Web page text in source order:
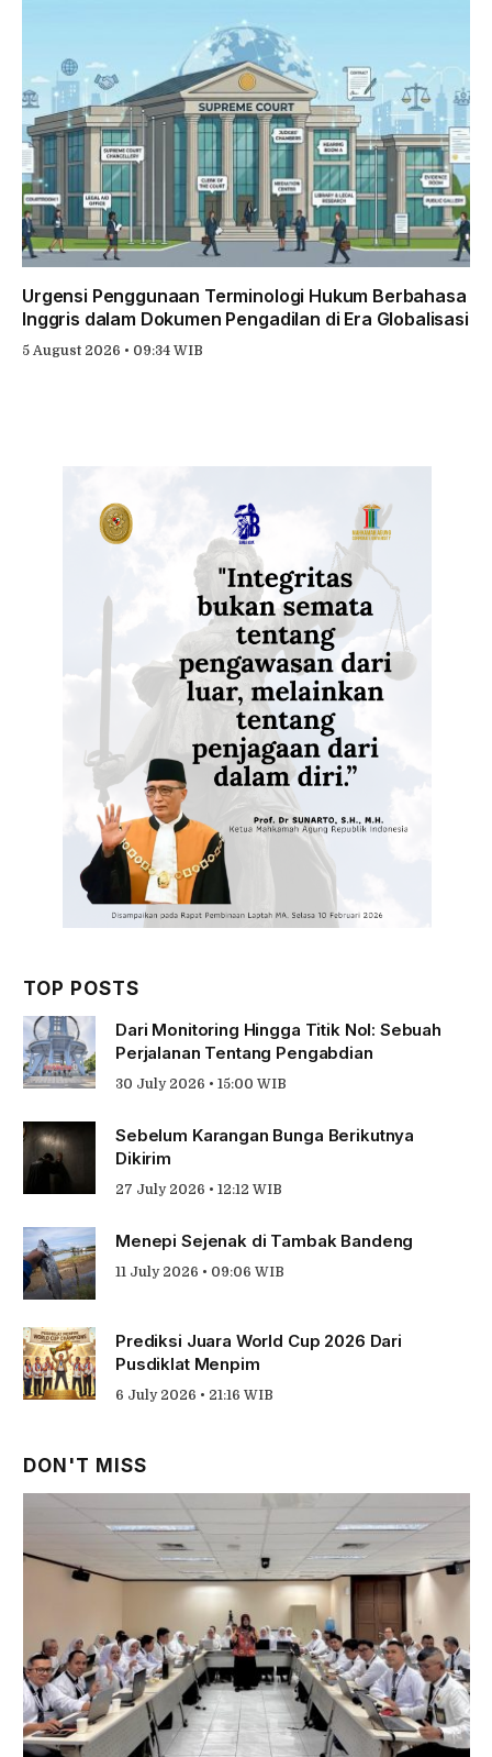
Urgensi Penggunaan Terminologi Hukum Berbahasa
Inggris dalam Dokumen Pengadilan di Era Globalisasi
5 August 2026 • 09:34 WIB
TOP POSTS
Dari Monitoring Hingga Titik Nol: Sebuah
Perjalanan Tentang Pengabdian
30 July 2026 • 15:00 WIB
Sebelum Karangan Bunga Berikutnya
Dikirim
27 July 2026 • 12:12 WIB
Menepi Sejenak di Tambak Bandeng
11 July 2026 • 09:06 WIB
Prediksi Juara World Cup 2026 Dari
Pusdiklat Menpim
6 July 2026 • 21:16 WIB
DON'T MISS